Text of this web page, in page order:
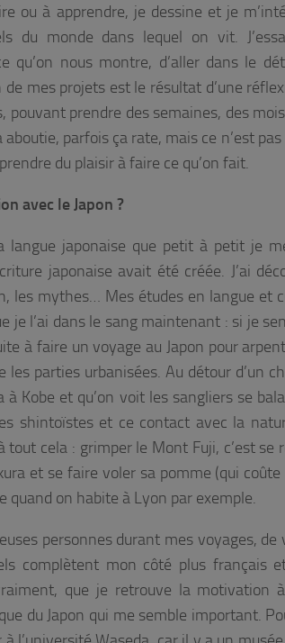
ou à apprendre, je dessine et je
du monde dans lequel on vit.
qu’on nous montre, d’aller dans le
de mes projets est le résultat d’une
pouvant prendre des semaines, des
parfois ça rate, mais ce n’est
du plaisir à faire ce qu’on fait.
avec le Japon ?
langue japonaise que petit à petit je
japonaise avait été créée. J’ai
les mythes… Mes études en langue et
je l’ai dans le sang maintenant : si je
à faire un voyage au Japon pour
parties urbanisées. Au détour d’un
Kobe et qu’on voit les sangliers se
shintoïstes et ce contact avec la
tout cela : grimper le Mont Fuji, c’est se
et se faire voler sa pomme (qui coûte
quand on habite à Lyon par exemple.
personnes durant mes voyages, de
complètent mon côté plus français
que je retrouve la motivation
du Japon qui me semble important.